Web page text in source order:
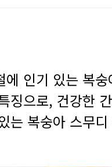
에 인기 있는 복
징으로, 건강한
는 복숭아 스무